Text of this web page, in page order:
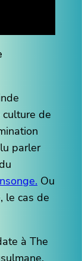
de
parler
Ou
le cas de
à The